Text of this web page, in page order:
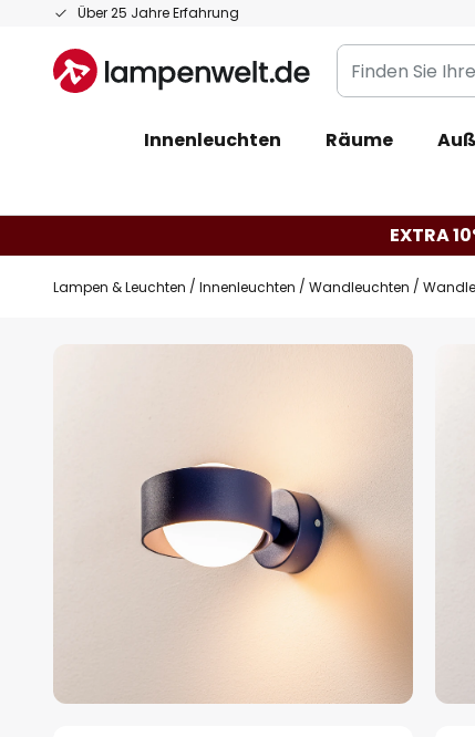
Über 25 Jahre Erfahrung
Zum
springen
Finden
Sie
Leuchte...
Innenleuchten Räume
EXTRA
Lampen & Leuchten Innenleuchten Wandleuchten